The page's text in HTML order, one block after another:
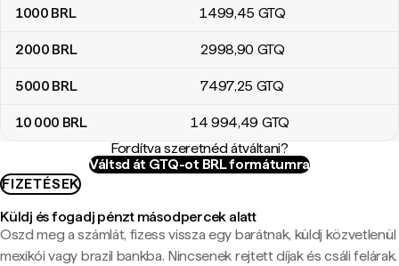
1000 BRL 1499,45 GTQ
2000 BRL 2998,90 GTQ
5000 BRL 7497,25 GTQ
10 000 BRL 14 994,49 GTQ
Fordítva szeretnéd átváltani?
Váltsd át GTQ-ot BRL formátumra
FIZETÉSEK
Küldj és fogadj pénzt másodpercek alatt
Oszd meg a számlát, fizess vissza egy barátnak, küldj közvetlenül
mexikói vagy brazil bankba. Nincsenek rejtett díjak és csáli felárak.